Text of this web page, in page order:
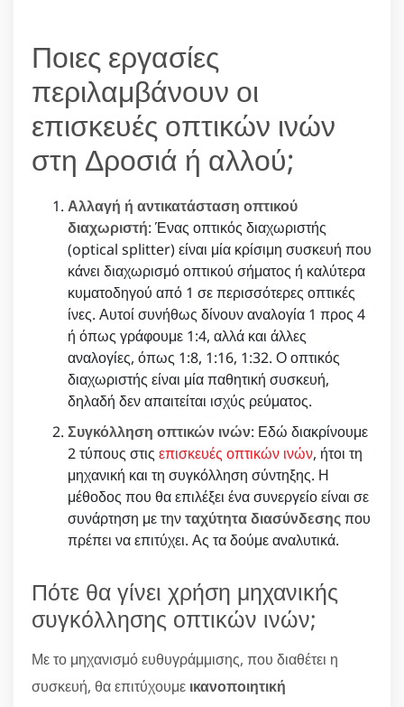
Ποιες εργασίες
περιλαμβάνουν οι
επισκευές οπτικών ινών
στη Δροσιά ή αλλού;
Αλλαγή ή αντικατάσταση οπτικού
διαχωριστή: Ένας οπτικός διαχωριστής
(optical splitter) είναι μία κρίσιμη συσκευή που
κάνει διαχωρισμό οπτικού σήματος ή καλύτερα
κυματοδηγού από 1 σε περισσότερες οπτικές
ίνες. Αυτοί συνήθως δίνουν αναλογία 1 προς 4
ή όπως γράφουμε 1:4, αλλά και άλλες
αναλογίες, όπως 1:8, 1:16, 1:32. Ο οπτικός
διαχωριστής είναι μία παθητική συσκευή,
δηλαδή δεν απαιτείται ισχύς ρεύματος.
Συγκόλληση οπτικών ινών: Εδώ διακρίνουμε
2 τύπους στις επισκευές οπτικών ινών, ήτοι τη
μηχανική και τη συγκόλληση σύντηξης. Η
μέθοδος που θα επιλέξει ένα συνεργείο είναι σε
συνάρτηση με τηνταχύτητα διασύνδεσηςπου
πρέπει να επιτύχει. Ας τα δούμε αναλυτικά.
Πότε θα γίνει χρήση μηχανικής
συγκόλλησης οπτικών ινών;
Με το μηχανισμό ευθυγράμμισης, που διαθέτει η
συσκευή, θα επιτύχουμε ικανοποιητική